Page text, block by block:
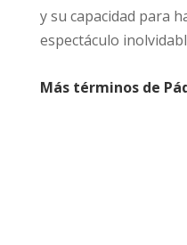
y su capacidad para
espectáculo
Más términos de